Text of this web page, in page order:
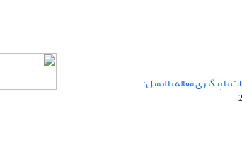
پیگیری مقاله با ایمیل: